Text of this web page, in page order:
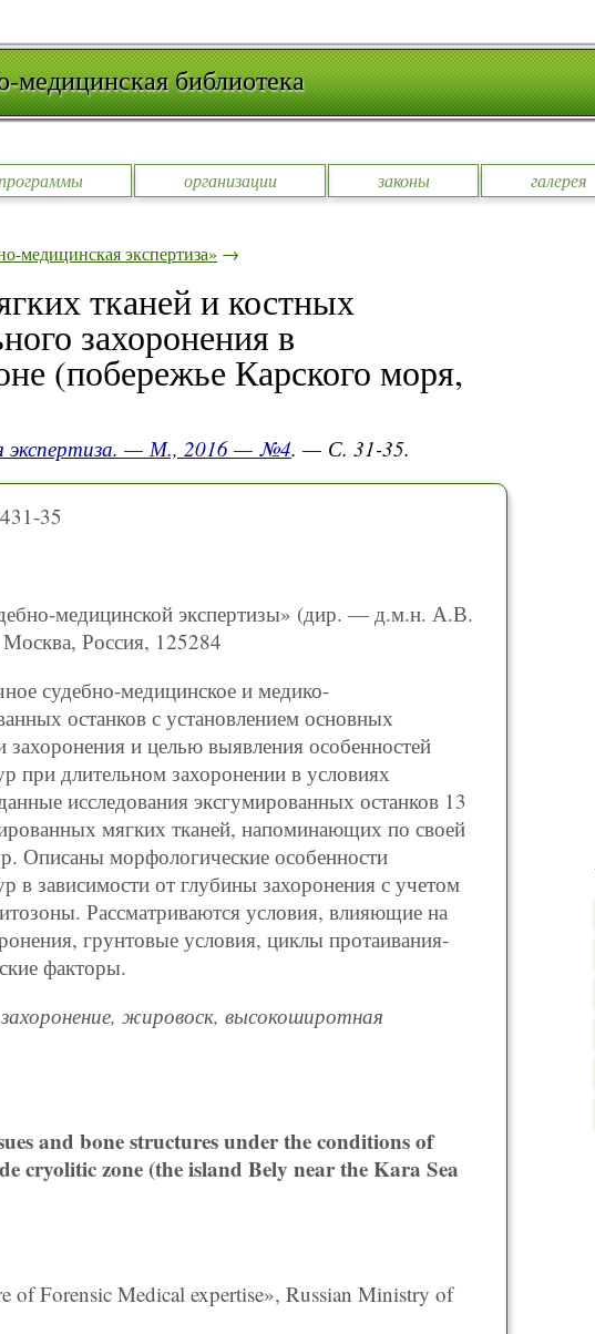
медицинская библиотека
организации законы галерея
медицинская экспертиза» →
тканей и костных
захоронения в
(побережье Карского моря,
экспертиза. — М., 2016 — №4. — С. 31-35.
35
медицинской экспертизы» (дир. — д.м.н. А.В.
Россия, 125284
судебно-медицинское и медико-
останков с установлением основных
и целью выявления особенностей
при длительном захоронении в условиях
исследования эксгумированных останков 13
мягких тканей, напоминающих по своей
Описаны морфологические особенности
в зависимости от глубины захоронения с учетом
Рассматриваются условия, влияющие на
грунтовые условия, циклы протаивания-
факторы.
жировоск, высокоширотная
and bone structures under the conditions of
cryolitic zone (the island Bely near the Kara Sea
of Forensic Medical expertise», Russian Ministry of